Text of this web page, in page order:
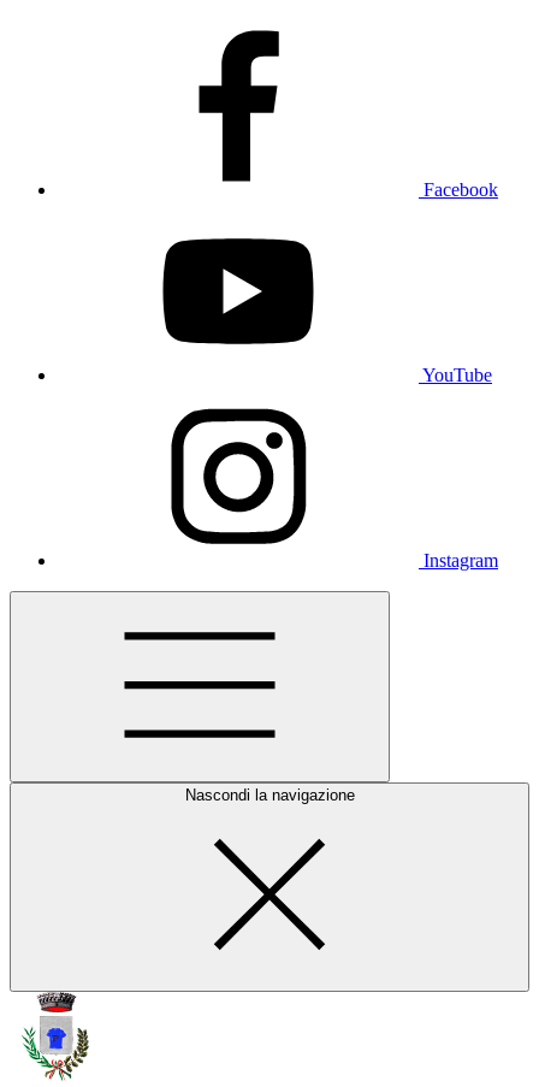
Facebook
YouTube
Instagram
Nascondi la navigazione